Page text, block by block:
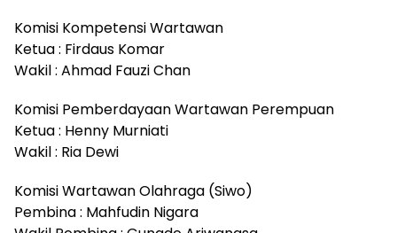
Komisi Kompetensi Wartawan
Ketua : Firdaus Komar
Wakil : Ahmad Fauzi Chan
Komisi Pemberdayaan Wartawan Perempuan
Ketua : Henny Murniati
Wakil : Ria Dewi
Komisi Wartawan Olahraga (Siwo)
Pembina : Mahfudin Nigara